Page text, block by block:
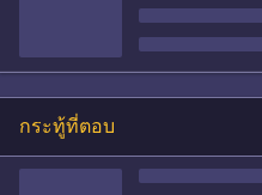
กระทู้ที่ตอบ